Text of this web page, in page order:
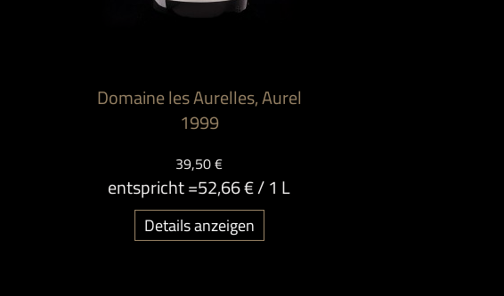
Domaine les Aurelles, Aurel
1999
39,50 €
entspricht =52,66 €/ 1 L
Details anzeigen